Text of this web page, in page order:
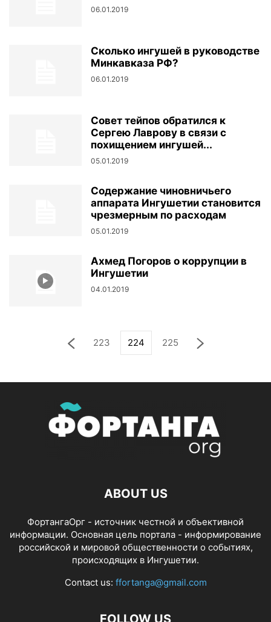
06.01.2019
Сколько ингушей в руководстве
Минкавказа РФ?
06.01.2019
Совет тейпов обратился к
Сергею Лаврову в связи с
похищением ингушей...
05.01.2019
Содержание чиновничьего
аппарата Ингушетии становится
чрезмерным по расходам
05.01.2019
Ахмед Погоров о коррупции в
Ингушетии
04.01.2019
223 224 225
ABOUT US
ФортангаОрг - источник честной и объективной
информации. Основная цель портала - информирование
российской и мировой общественности о событиях,
происходящих в Ингушетии.
Contact us: ffortanga@gmail.com
FOLLOW US